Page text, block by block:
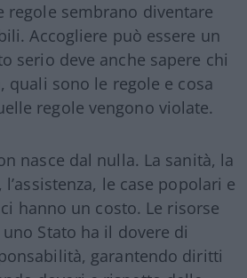
regole sembrano diventare
Accogliere può essere un
serio deve anche sapere chi
quali sono le regole e cosa
regole vengono violate.
nasce dal nulla. La sanità, la
le case popolari e
hanno un costo. Le risorse
Stato ha il dovere di
garantendo diritti